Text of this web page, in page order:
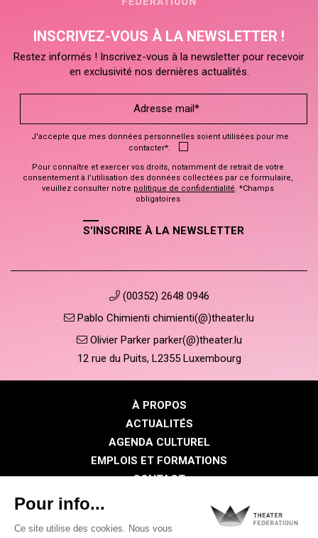
INSCRIVEZ-VOUS À LA NEWSLETTER !
Restez informés ! Inscrivez-vous à la newsletter pour recevoir
en exclusivité nos dernières actualités.
J'accepte que mes données personnelles soient utilisées pour me
contacter*.
Pour connaître et exercer vos droits, notamment de retrait de votre
consentement à l’utilisation des données collectées par ce formulaire,
veuillez consulter notre politique de confidentialité. *Champs
obligatoires
S'INSCRIRE À LA NEWSLETTER
(00352) 2648 0946
Pablo Chimienti chimienti(@)theater.lu
Olivier Parker parker(@)theater.lu
12 rue du Puits, L2355 Luxembourg
À PROPOS
ACTUALITÉS
AGENDA CULTUREL
EMPLOIS ET FORMATIONS
CONTACT